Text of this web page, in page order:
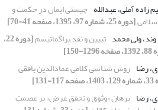
زاده آملی، عبدالله چیستی ایمان در حکمت و
[دوره 25، شماره 97، 1395، صفحه 41-70]
ولی محمد تبیین و نقد پراگماتیسم [دوره 22،
150]
رضا روش شناسی کلامی عمادالدین بافقی
131]
رضا برهان «وثوق و تحقق غرض» بر عصمت